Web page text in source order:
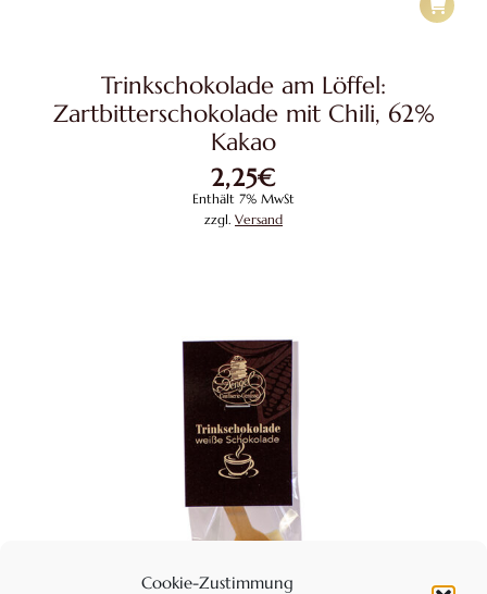
Cookie-Zustimmung
Trinkschokolade am Löffel:
Zartbitterschokolade mit Chili, 62%
Kakao
2,25€
Enthält 7% MwSt
zzgl. Versand